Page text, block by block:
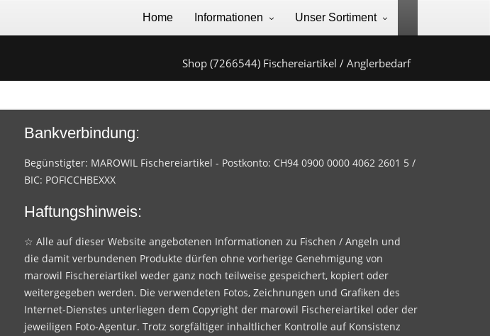
Home Informationen Unser Sortiment
Shop (7266544) Fischereiartikel / Anglerbedarf
Bankverbindung:
Begünstigter: MAROWIL Fischereiartikel - Postkonto: CH94 0900 0000 4062 2601 5 /
BIC: POFICCHBEXXX
Haftungshinweis:
☆ Alle auf dieser Website angebotenen Informationen zu Fischen / Angeln und
die damit verbundenen Produkte dürfen ohne vorherige Genehmigung von
marowil Fischereiartikel weder ganz noch teilweise gespeichert, kopiert oder
weitergegeben werden. Die verwendeten Fotos, Zeichnungen und Grafiken des
Internet-Dienstes unterliegen dem Copyright der marowil Fischereiartikel oder der
jeweiligen Foto-Agentur. Trotz sorgfältiger inhaltlicher Kontrolle auf Konsistenz